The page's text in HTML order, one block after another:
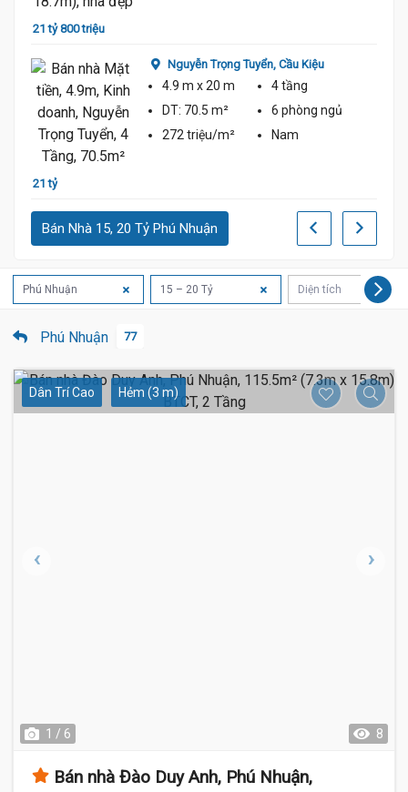
20 Tỷ
21 tỷ 800 triệu
21 tỷ
Nguyễn Trọng Tuyển, Cầu Kiệu
4.9 m x 20 m
4 tầng
DT: 70.5 m² 6 phòng ngủ
272 triệu/m²
Nam
Bán Nhà 15, 20 Tỷ Phú Nhuận
Phú Nhuận 15 – 20 Tỷ Diện tích
Phú Nhuận 77
Dân Trí Cao Hẻm (3 m)
1 / 6 8
Bán nhà Đào Duy Anh, Phú Nhuận,